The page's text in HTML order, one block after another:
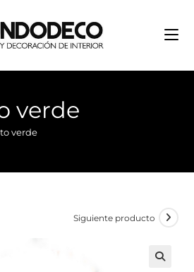
verde
verde
Siguiente producto